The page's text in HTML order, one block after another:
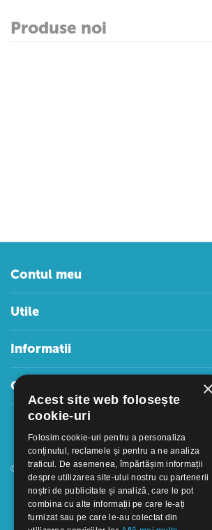
Produse noi
Contul meu
Utile
Informatii
Contact
© 2018 - 2026 GOOFFICE. Realizat si configurat
×
Acest site web folosește
cookie-uri
Folosim cookie-uri pentru a personaliza
conținutul, reclamele și pentru a ne analiza
traficul. De asemenea, împărtășim informații
despre utilizarea site-ului nostru cu partenerii
noștri de publicitate și analiză, care le pot
combina cu alte informații pe care le-ați
furnizat sau pe care le-au colectat din